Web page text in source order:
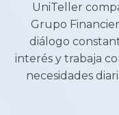
UniTeller
Grupo
diálogo
interés y trabaja
necesidades